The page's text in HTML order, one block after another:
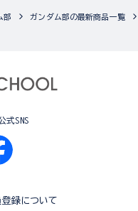
部 ガンダム部の最新商品一覧
式SNS
登録について